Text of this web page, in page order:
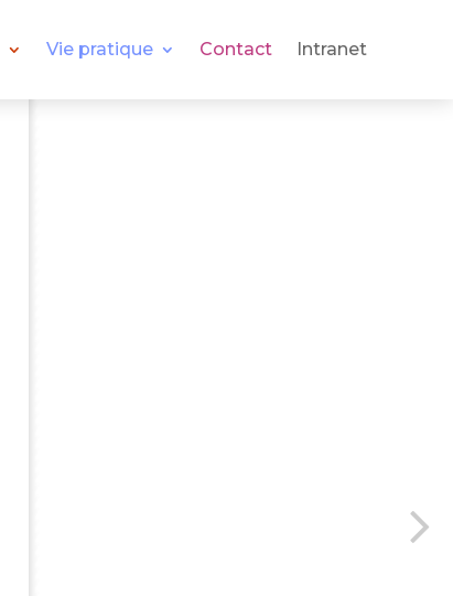
Vie pratique Contact Intranet